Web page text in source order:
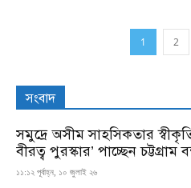
1 2
সংবাদ
সমুদ্রে অসীম সাহসিকতার
বীরত্ব পুরস্কার’ পাচ্ছেন
১১:১২ পূর্বাহ্ন, ১০ জুলাই ২৬